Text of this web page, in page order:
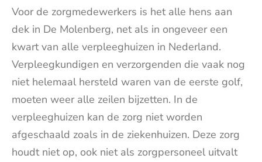
Voor de zorgmedewerkers is het alle hens aan
dek in De Molenberg, net als in ongeveer een
kwart van alle verpleeghuizen in Nederland.
Verpleegkundigen en verzorgenden die vaak nog
niet helemaal hersteld waren van de eerste golf,
moeten weer alle zeilen bijzetten. In de
verpleeghuizen kan de zorg niet worden
afgeschaald zoals in de ziekenhuizen. Deze zorg
houdt niet op, ook niet als zorgpersoneel uitvalt